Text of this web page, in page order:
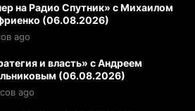
на Радио Спутник» с Михаилом
(06.08.2026)
ago
и власть» с Андреем
(06.08.2026)
ago